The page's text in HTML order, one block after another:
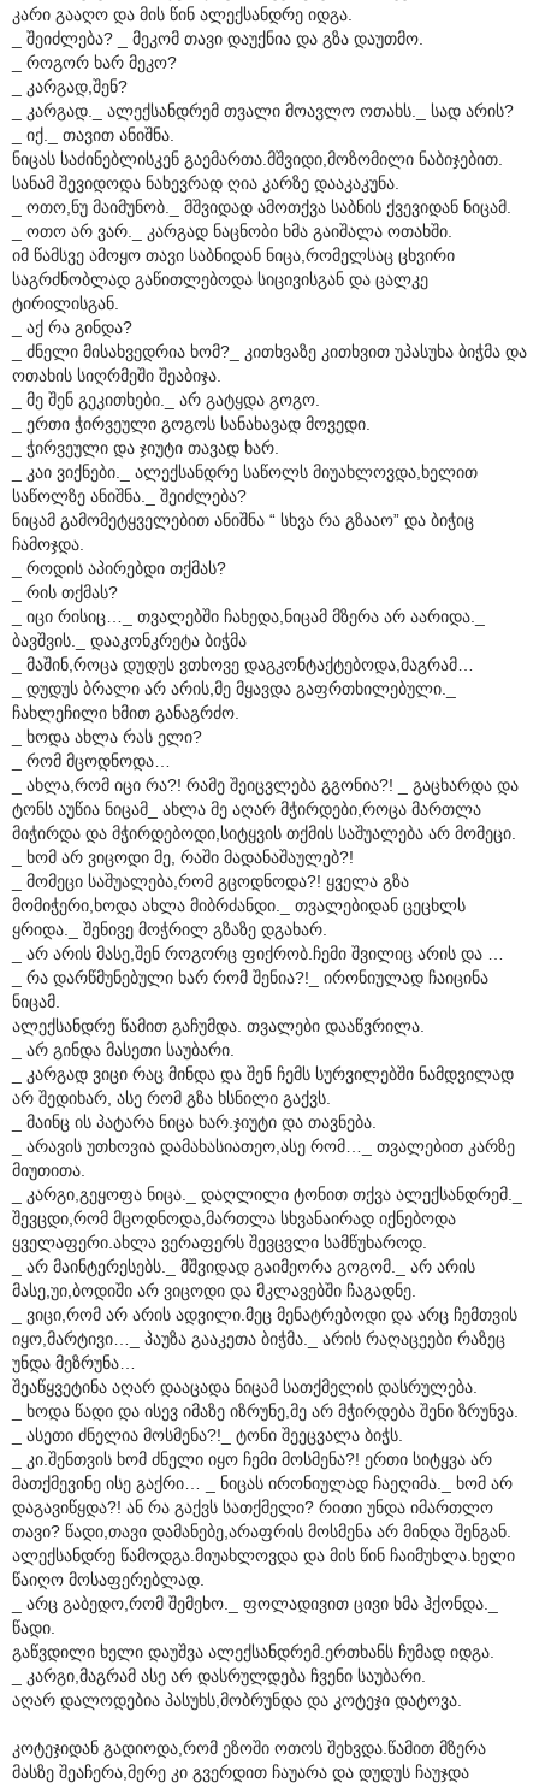
კარი გააღო და მის წინ ალექსანდრე იდგა.
_ შეიძლება? _ მეკომ თავი დაუქნია და გზა დაუთმო.
_ როგორ ხარ მეკო?
_ კარგად,შენ?
_ კარგად._ ალექსანდრემ თვალი მოავლო ოთახს._ სად არის?
_ იქ._ თავით ანიშნა.
ნიცას საძინებლისკენ გაემართა.მშვიდი,მოზომილი ნაბიჯებით.
სანამ შევიდოდა ნახევრად ღია კარზე დააკაკუნა.
_ ოთო,ნუ მაიმუნობ._ მშვიდად ამოთქვა საბნის ქვევიდან ნიცამ.
_ ოთო არ ვარ._ კარგად ნაცნობი ხმა გაიშალა ოთახში.
იმ წამსვე ამოყო თავი საბნიდან ნიცა,რომელსაც ცხვირი
საგრძნობლად გაწითლებოდა სიცივისგან და ცალკე
ტირილისგან.
_ აქ რა გინდა?
_ ძნელი მისახვედრია ხომ?_ კითხვაზე კითხვით უპასუხა ბიჭმა და
ოთახის სიღრმეში შეაბიჯა.
_ მე შენ გეკითხები._ არ გატყდა გოგო.
_ ერთი ჭირვეული გოგოს სანახავად მოვედი.
_ ჭირვეული და ჯიუტი თავად ხარ.
_ კაი ვიქნები._ ალექსანდრე საწოლს მიუახლოვდა,ხელით
საწოლზე ანიშნა._ შეიძლება?
ნიცამ გამომეტყველებით ანიშნა “ სხვა რა გზააო” და ბიჭიც
ჩამოჯდა.
_ როდის აპირებდი თქმას?
_ რის თქმას?
_ იცი რისიც…_ თვალებში ჩახედა,ნიცამ მზერა არ აარიდა._
ბავშვის._ დააკონკრეტა ბიჭმა
_ მაშინ,როცა დუდუს ვთხოვე დაგკონტაქტებოდა,მაგრამ…
_ დუდუს ბრალი არ არის,მე მყავდა გაფრთხილებული._
ჩახლეჩილი ხმით განაგრძო.
_ ხოდა ახლა რას ელი?
_ რომ მცოდნოდა…
_ ახლა,რომ იცი რა?! რამე შეიცვლება გგონია?! _ გაცხარდა და
ტონს აუწია ნიცამ_ ახლა მე აღარ მჭირდები,როცა მართლა
მიჭირდა და მჭირდებოდი,სიტყვის თქმის საშუალება არ მომეცი.
_ ხომ არ ვიცოდი მე, რაში მადანაშაულებ?!
_ მომეცი საშუალება,რომ გცოდნოდა?! ყველა გზა
მომიჭერი,ხოდა ახლა მიბრძანდი._ თვალებიდან ცეცხლს
ყრიდა._ შენივე მოჭრილ გზაზე დგახარ.
_ არ არის მასე,შენ როგორც ფიქრობ.ჩემი შვილიც არის და …
_ რა დარწმუნებული ხარ რომ შენია?!_ ირონიულად ჩაიცინა
ნიცამ.
ალექსანდრე წამით გაჩუმდა. თვალები დააწვრილა.
_ არ გინდა მასეთი საუბარი.
_ კარგად ვიცი რაც მინდა და შენ ჩემს სურვილებში ნამდვილად
არ შედიხარ, ასე რომ გზა ხსნილი გაქვს.
_ მაინც ის პატარა ნიცა ხარ.ჯიუტი და თავნება.
_ არავის უთხოვია დამახასიათეო,ასე რომ…_ თვალებით კარზე
მიუთითა.
_ კარგი,გეყოფა ნიცა._ დაღლილი ტონით თქვა ალექსანდრემ._
შევცდი,რომ მცოდნოდა,მართლა სხვანაირად იქნებოდა
ყველაფერი.ახლა ვერაფერს შევცვლი სამწუხაროდ.
_ არ მაინტერესებს._ მშვიდად გაიმეორა გოგომ._ არ არის
მასე,უი,ბოდიში არ ვიცოდი და მკლავებში ჩაგადნე.
_ ვიცი,რომ არ არის ადვილი.მეც მენატრებოდი და არც ჩემთვის
იყო,მარტივი…_ პაუზა გააკეთა ბიჭმა._ არის რაღაცეები რაზეც
უნდა მეზრუნა…
შეაწყვეტინა აღარ დააცადა ნიცამ სათქმელის დასრულება.
_ ხოდა წადი და ისევ იმაზე იზრუნე,მე არ მჭირდება შენი ზრუნვა.
_ ასეთი ძნელია მოსმენა?!_ ტონი შეეცვალა ბიჭს.
_ კი.შენთვის ხომ ძნელი იყო ჩემი მოსმენა?! ერთი სიტყვა არ
მათქმევინე ისე გაქრი… _ ნიცას ირონიულად ჩაეღიმა._ ხომ არ
დაგავიწყდა?! ან რა გაქვს სათქმელი? რითი უნდა იმართლო
თავი? წადი,თავი დამანებე,არაფრის მოსმენა არ მინდა შენგან.
ალექსანდრე წამოდგა.მიუახლოვდა და მის წინ ჩაიმუხლა.ხელი
წაიღო მოსაფერებლად.
_ არც გაბედო,რომ შემეხო._ ფოლადივით ცივი ხმა ჰქონდა._
წადი.
გაწვდილი ხელი დაუშვა ალექსანდრემ.ერთხანს ჩუმად იდგა.
_ კარგი,მაგრამ ასე არ დასრულდება ჩვენი საუბარი.
აღარ დალოდებია პასუხს,მობრუნდა და კოტეჯი დატოვა.
კოტეჯიდან გადიოდა,რომ ეზოში ოთოს შეხვდა.წამით მზერა
მასზე შეაჩერა,მერე კი გვერდით ჩაუარა და დუდუს ჩაუჯდა